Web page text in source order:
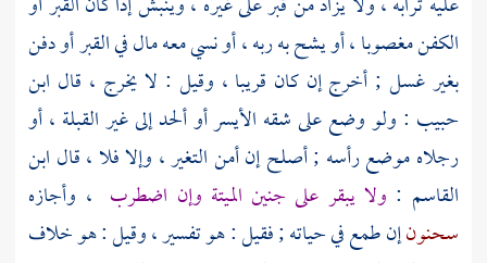
الكفن مغصوبا ، أو يشح به ربه ، أو نسي معه مال في القبر أو دفن
بغير غسل ; أخرج إن كان قريبا ، وقيل : لا يخرج ، قال ابن
حبيب : ولو وضع على شقه الأيسر أو ألحد إلى غير القبلة ، أو
رجلاه موضع رأسه ; أصلح إن أمن التغير ، وإلا فلا ، قال ابن
القاسم : ولا يبقر على جنين الميتة وإن اضطرب ، وأجازه
سحنونإن طمع في حياته ; فقيل : هو تفسير ، وقيل : هو خلاف